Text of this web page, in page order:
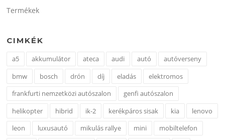
Termékek
CIMKÉK
a5 akkumulátor ateca audi autó
autóverseny
bmw
bosch drón díj eladás
elektromos
frankfurti nemzetközi autószalon
genfi autószalon
helikopter
hibrid ik-2 kerékpáros sisak kia
lenovo
leon
luxusautó mikulás rallye mini
mobiltelefon